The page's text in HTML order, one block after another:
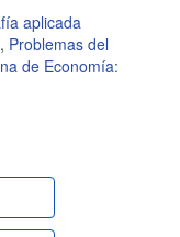
aplicada
, Problemas del
de Economía: